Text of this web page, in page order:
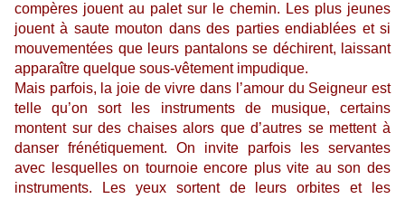
compères jouent au palet sur le chemin. Les plus jeunes
jouent à saute mouton dans des parties endiablées et si
mouvementées que leurs pantalons se déchirent, laissant
apparaître quelque sous-vêtement impudique.
Mais parfois, la joie de vivre dans l’amour du Seigneur est
telle qu’on sort les instruments de musique, certains
montent sur des chaises alors que d’autres se mettent à
danser frénétiquement. On invite parfois les servantes
avec lesquelles on tournoie encore plus vite au son des
instruments. Les yeux sortent de leurs orbites et les